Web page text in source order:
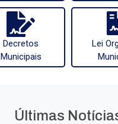
Decretos
Municipais
Lei
Últimas